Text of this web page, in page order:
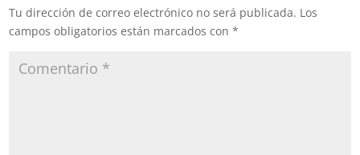
Tu dirección de correo electrónico no será publicada. Los
campos obligatorios están marcados con*